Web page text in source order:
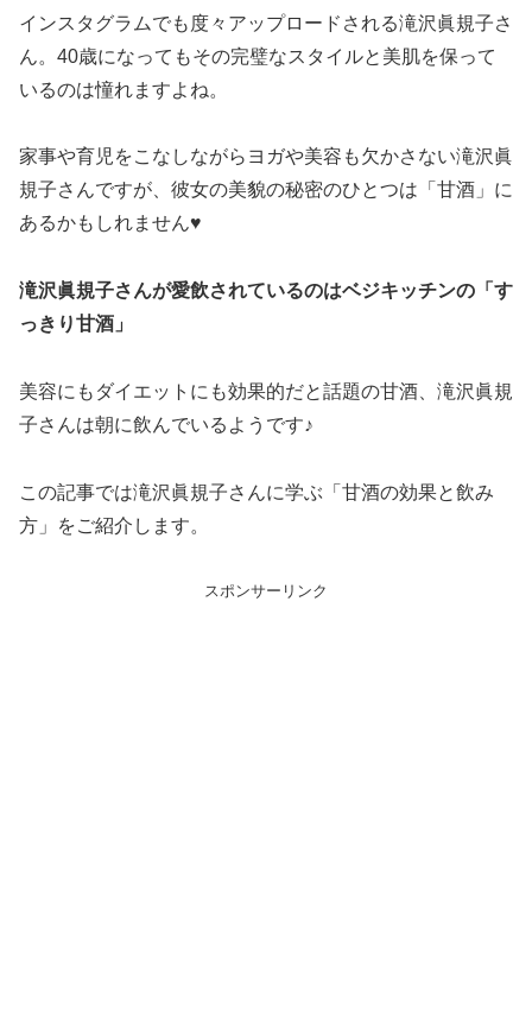
インスタグラムでも度々アップロードされる滝沢眞規子さ
ん。40歳になってもその完璧なスタイルと美肌を保って
いるのは憧れますよね。
家事や育児をこなしながらヨガや美容も欠かさない滝沢眞
規子さんですが、彼女の美貌の秘密のひとつは「甘酒」に
あるかもしれません♥
滝沢眞規子さんが愛飲されているのはベジキッチンの「す
っきり甘酒」
美容にもダイエットにも効果的だと話題の甘酒、滝沢眞規
子さんは朝に飲んでいるようです♪
この記事では滝沢眞規子さんに学ぶ「甘酒の効果と飲み
方」をご紹介します。
スポンサーリンク